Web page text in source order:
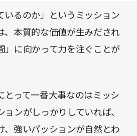
いるのか」というミッション
、本質的な価値が生みだされ
」に向かって力を注ぐことが
とって一番大事なのはミッシ
ョンがしっかりしていれば、
、強いパッションが自然とわ